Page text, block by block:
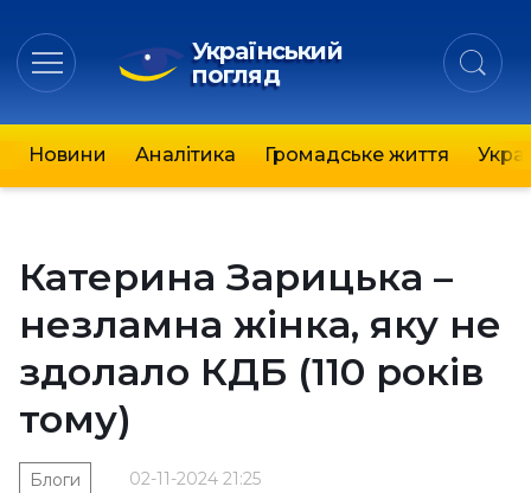
Український
погляд
Новини Аналітика Громадське життя
Катерина Зарицька –
незламна жінка, яку не
здолало КДБ (110 років
тому)
02-11-2024 21:25
Блоги